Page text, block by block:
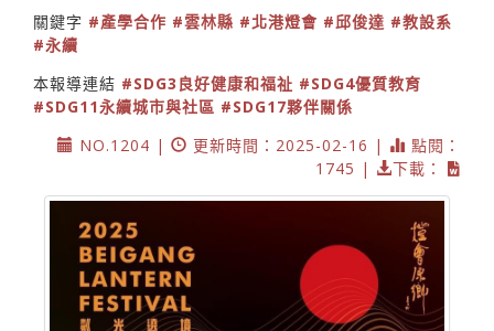
關鍵字 #產學合作 #雲林縣 #北港燈會 #邱俊達 #教設系
#永續
本報導連結 #SDG3良好健康和福祉 #SDG4優質教育
#SDG11永續城市與社區 #SDG17夥伴關係
NO.1204 |
更新時間：2025-02-16 |
點閱：
1745 |
下載：